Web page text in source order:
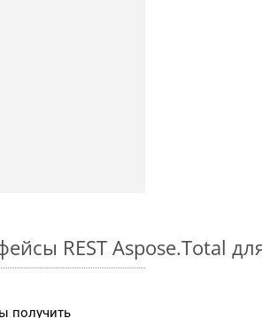
REST Aspose.Total
получить